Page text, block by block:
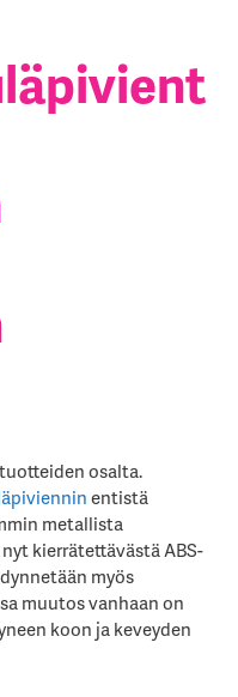
osalta.
entistä
metallista
kierrätettävästä ABS-
myös
muutos vanhaan on
koon ja keveyden